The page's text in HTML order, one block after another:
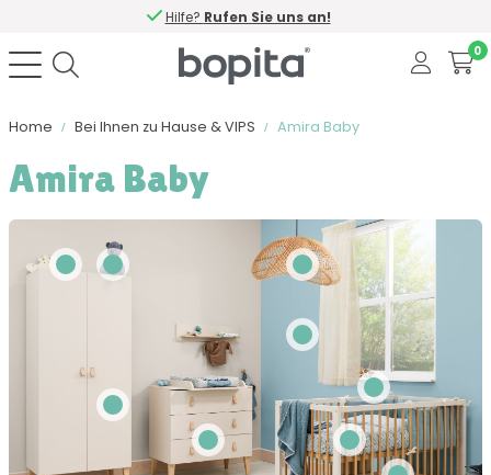
Hilfe? Rufen Sie uns an!
0
Home Bei Ihnen zu Hause & VIPS Amira Baby
Amira Baby